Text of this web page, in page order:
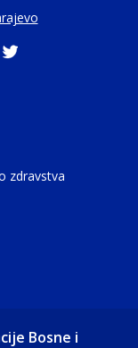
zdravstva
Bosne i